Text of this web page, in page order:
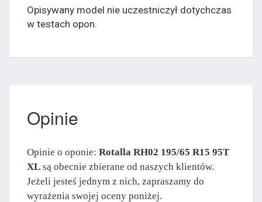
Opisywany model nie uczestniczył dotychczas
w testach opon.
Opinie
Opinie o oponie: Rotalla RH02 195/65 R15 95T
XL są obecnie zbierane od naszych klientów.
Jeżeli jesteś jednym z nich, zapraszamy do
wyrażenia swojej oceny poniżej.